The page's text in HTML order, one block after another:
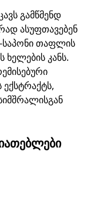
გამწმენდ
ასუფთავებენ
საპონი თაფლის
ხელების კანს.